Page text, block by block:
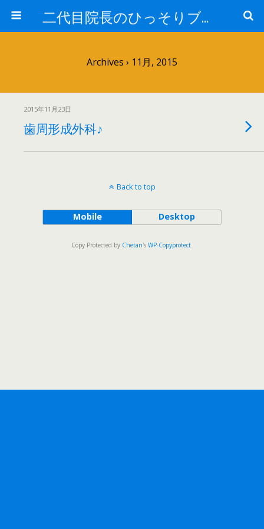
二代目院長のひっそりブログ
Archives › 11月, 2015
2015年11月23日
歯周形成外科♪
Back to top
Mobile Desktop
Copy Protected by Chetan's WP-Copyprotect.